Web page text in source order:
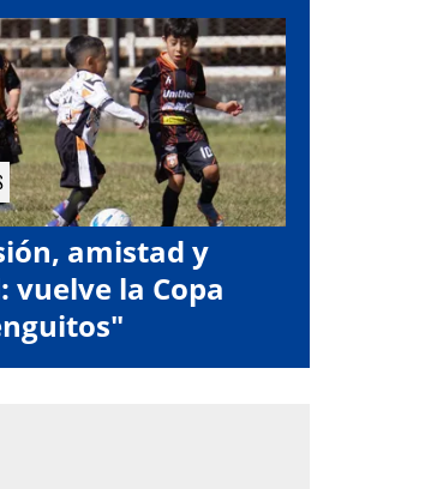
amistad y
vuelve la Copa